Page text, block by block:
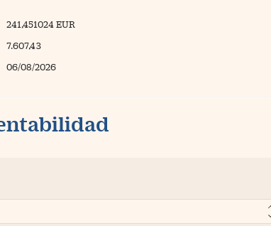
241,451024 EUR
7.607,43
06/08/2026